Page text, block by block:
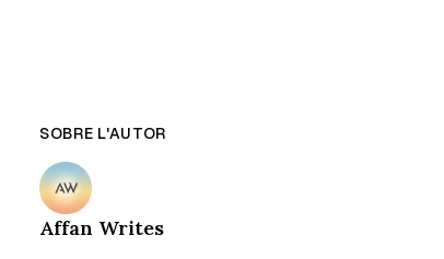
SOBRE L'AUTOR
Affan Writes